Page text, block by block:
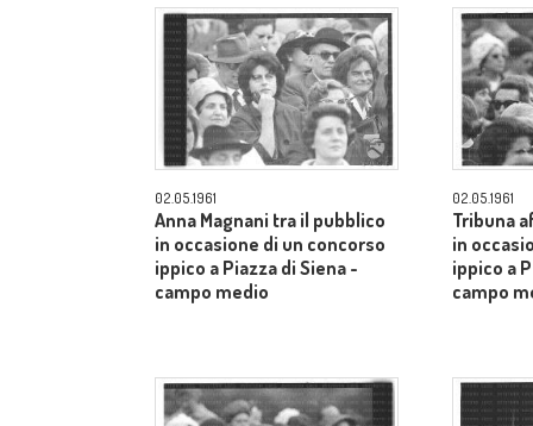
02.05.1961
Anna Magnani tra il pubblico
in occasione di un concorso
ippico a Piazza di Siena -
campo medio
02.05.1961
Tribuna
in
ippico a
campo